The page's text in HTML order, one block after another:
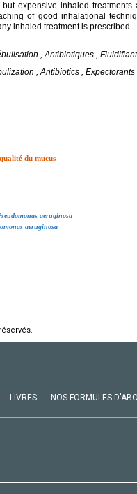
but expensive inhaled
of good inhalational
inhaled treatment is prescribed.
, Antibiotiques ,
, Antibiotics , Expectorants
du mucus
aeruginosa
aeruginosa
LIVRES NOS FORMULES